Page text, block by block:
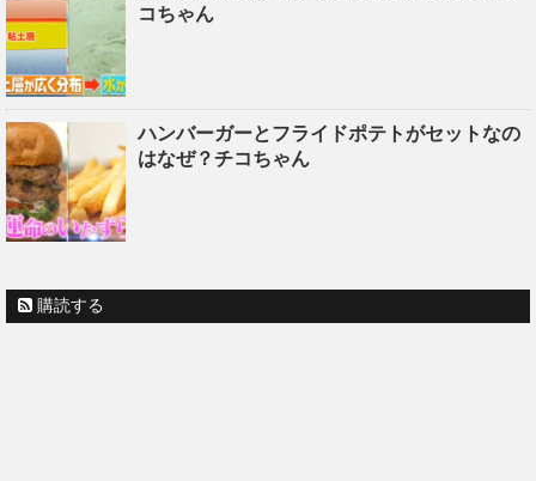
コちゃん
ハンバーガーとフライドポテトがセットなの
はなぜ？チコちゃん
購読する